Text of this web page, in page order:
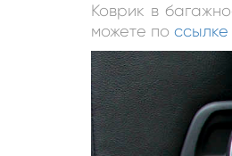
Коврик в
можете по ссылке